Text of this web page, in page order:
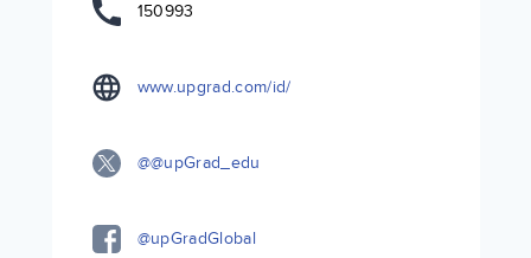
150993
www.upgrad.com/id/
@@upGrad_edu
@upGradGlobal